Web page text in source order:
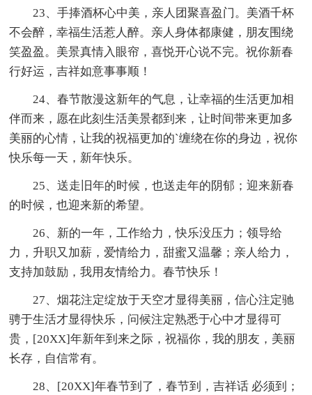
23、手捧酒杯心中美，亲人团聚喜盈门。美酒千杯
不会醉，幸福生活惹人醉。亲人身体都康健，朋友围绕
笑盈盈。美景真情入眼帘，喜悦开心说不完。祝你新春
行好运，吉祥如意事事顺！
24、春节散漫这新年的气息，让幸福的生活更加相
伴而来，愿在此刻生活美景都到来，让时间带来更加多
美丽的心情，让我的祝福更加的`缠绕在你的身边，祝你
快乐每一天，新年快乐。
25、送走旧年的时候，也送走年的阴郁；迎来新春
的时候，也迎来新的希望。
26、新的一年，工作给力，快乐没压力；领导给
力，升职又加薪，爱情给力，甜蜜又温馨；亲人给力，
支持加鼓励，我用友情给力。春节快乐！
27、烟花注定绽放于天空才显得美丽，信心注定驰
骋于生活才显得快乐，问候注定熟悉于心中才显得可
贵，[20XX]年新年到来之际，祝福你，我的朋友，美丽
长存，自信常有。
28、[20XX]年春节到了，春节到，吉祥话 必须到；